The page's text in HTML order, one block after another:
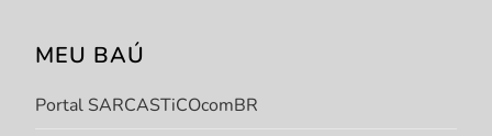
MEU BAÚ
Portal SARCASTiCOcomBR